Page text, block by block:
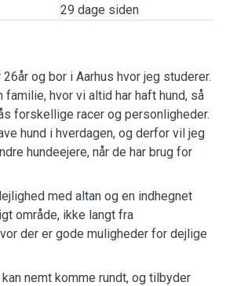
29 dage siden
og bor i Aarhus hvor jeg studerer.
hvor vi altid har haft hund, så
forskellige racer og personligheder.
hund i hverdagen, og derfor vil jeg
hundeejere, når de har brug for
med altan og en indhegnet
område, ikke langt fra
der er gode muligheder for dejlige
nemt komme rundt, og tilbyder